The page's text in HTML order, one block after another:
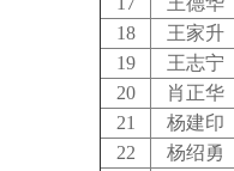
18
王家升
19
王志宁
20
肖正华
21
杨建印
22
杨绍勇